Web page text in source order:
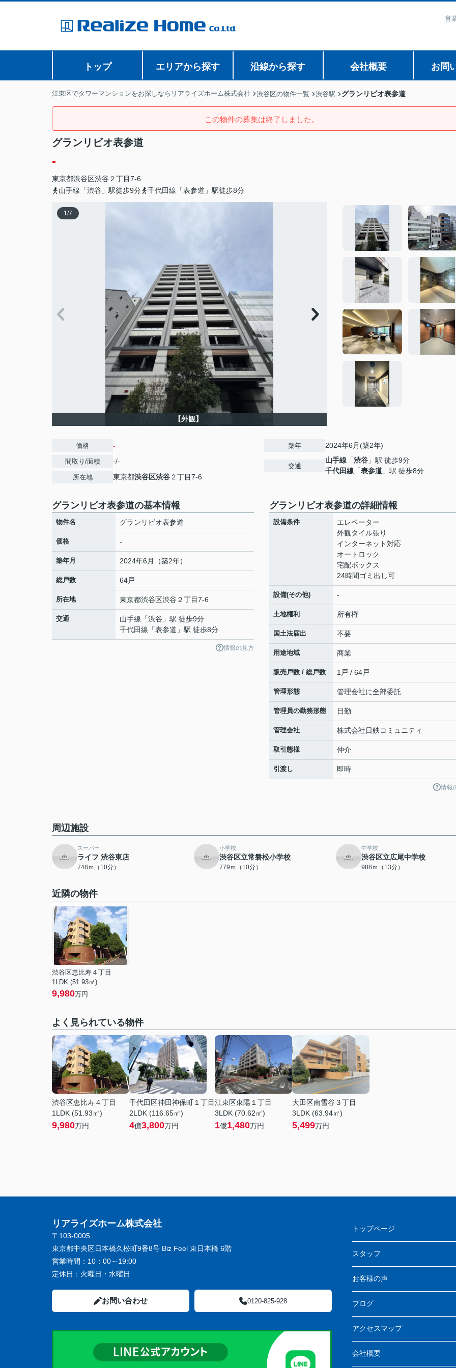
営
トップ エリアから探す 沿線から探す 会社概要 お問
江東区でタワーマンションをお探しならリアライズホーム株式会社 渋谷区の物件一覧 渋谷駅 グランリビオ表参道
この物件の募集は終了しました。
グランリビオ表参道
-
東京都渋谷区渋谷 ２丁目7-6
山手線「渋谷」駅徒歩9分
千代田線「表参道」駅徒歩8分
1/7
【外観】
価格 -
間取り/面積 -/-
所在地 東京都渋谷区渋谷２丁目7-6
築年 2024年6月(築2年)
交通
山手線 「渋谷 」駅 徒歩9分
千代田線 「表参道 」駅 徒歩8分
グランリビオ表参道の基本情報
物件名 グランリビオ表参道
価格 -
築年月 2024年6月（築2年）
総戸数 64戸
所在地 東京都渋谷区渋谷 ２丁目7-6
交通 山手線 「渋谷 」駅 徒歩9分
千代田線 「表参道 」駅 徒歩8分
情報の見方
グランリビオ表参道の詳細情報
設備条件
エレベーター
外観タイル張り
インターネット対応
オートロック
宅配ボックス
24時間ゴミ出し可
設備(その他) -
土地権利 所有権
国土法届出 不要
用途地域 商業
販売戸数 / 総戸数 1戸 / 64戸
管理形態 管理会社に全部委託
管理員の勤務形態 日勤
管理会社 株式会社日鉄コミュニティ
取引態様 仲介
引渡し 即時
情報
周辺施設
スーパー
ライフ 渋谷東店
748ｍ（10分）
小学校
渋谷区立常磐松小学校
779ｍ（10分）
中学校
渋谷区立広尾中学校
988ｍ（13分）
近隣の物件
渋谷区恵比寿４丁目
1LDK (51.93㎡)
9,980万円
よく見られている物件
渋谷区恵比寿４丁目
1LDK (51.93㎡)
9,980万円
千代田区神田神保町１丁目
2LDK (116.65㎡)
4億3,800万円
江東区東陽１丁目
3LDK (70.62㎡)
1億1,480万円
大田区南雪谷３丁目
3LDK (63.94㎡)
5,499万円
リアライズホーム株式会社
〒103-0005
東京都中央区日本橋久松町9番8号 Biz Feel 東日本橋 6階
営業時間： 10：00～19:00
定休日： 火曜日・水曜日
お問い合わせ 0120-825-928
トップページ
スタッフ
お客様の声
ブログ
アクセスマップ
会社概要